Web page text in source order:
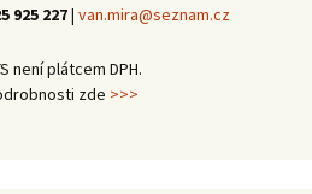
925 227| van.mira@seznam.cz
není plátcem DPH.
zde >>>